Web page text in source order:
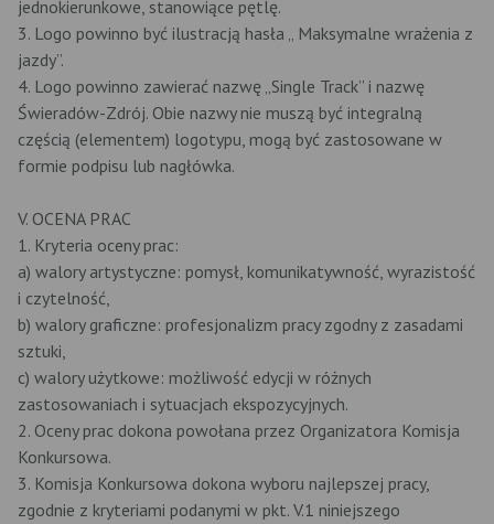
jednokierunkowe, stanowiące pętlę.
3. Logo powinno być ilustracją hasła „ Maksymalne wrażenia z
jazdy”.
4. Logo powinno zawierać nazwę „Single Track” i nazwę
Świeradów-Zdrój. Obie nazwy nie muszą być integralną
częścią (elementem) logotypu, mogą być zastosowane w
formie podpisu lub nagłówka.
V. OCENA PRAC
1. Kryteria oceny prac:
a) walory artystyczne: pomysł, komunikatywność, wyrazistość
i czytelność,
b) walory graficzne: profesjonalizm pracy zgodny z zasadami
sztuki,
c) walory użytkowe: możliwość edycji w różnych
zastosowaniach i sytuacjach ekspozycyjnych.
2. Oceny prac dokona powołana przez Organizatora Komisja
Konkursowa.
3. Komisja Konkursowa dokona wyboru najlepszej pracy,
zgodnie z kryteriami podanymi w pkt. V.1 niniejszego